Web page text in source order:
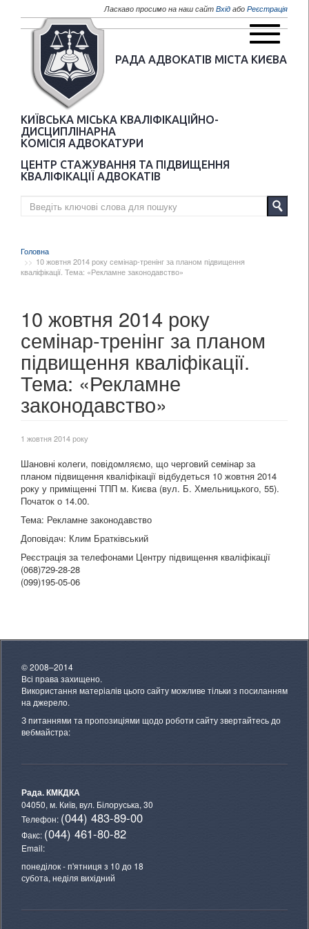
Перейти до основного матеріалуЛаскаво просимо на наш сайт Вхід або Реєстрація
РАДА АДВОКАТІВ МІСТА КИЄВА
КИЇВСЬКА МІСЬКА КВАЛІФІКАЦІЙНО-
ДИСЦИПЛІНАРНА
КОМІСІЯ АДВОКАТУРИ
ЦЕНТР СТАЖУВАННЯ ТА ПІДВИЩЕННЯ
КВАЛІФІКАЦІЇ АДВОКАТІВ
Головна
10 жовтня 2014 року семінар-тренінг за планом підвищення
кваліфікації. Тема: «Рекламне законодавство»
10 жовтня 2014 року
семінар-тренінг за планом
підвищення кваліфікації.
Тема: «Рекламне
законодавство»
1 жовтня 2014 року
Шановні колеги, повідомляємо, що черговий семінар за
планом підвищення кваліфікації відбудеться 10 жовтня 2014
року у приміщенні ТПП м. Києва (вул. Б. Хмельницького, 55).
Початок о 14.00.
Тема: Рекламне законодавство
Доповідач: Клим Братківський
Реєстрація за телефонами Центру підвищення кваліфікації
(068)729-28-28
(099)195-05-06
© 2008–2014
Всі права захищено.
Використання матеріалів цього сайту можливе тільки з посиланням
на джерело.
З питаннями та пропозиціями щодо роботи сайту звертайтесь до
вебмайстра:
Рада. КМКДКА
04050, м. Київ, вул. Білоруська, 30
Телефон: (044) 483-89-00
Факс: (044) 461-80-82
Email:
понеділок - п'ятниця з 10 до 18
субота, неділя вихідний